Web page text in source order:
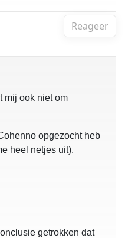
Reageer
mij ook niet om
opgezocht heb
heel netjes uit).
getrokken dat